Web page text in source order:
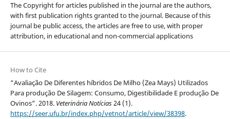
The Copyright for articles published in the journal are the authors,
with first publication rights granted to the journal. Because of this
journal be public access, the articles are free to use, with proper
attribution, in educational and non-commercial applications
How to Cite
“Avaliação De Diferentes híbridos De Milho (Zea Mays) Utilizados
Para produção De Silagem: Consumo, Digestibilidade E produção De
Ovinos”. 2018. Veterinária Notícias24 (1).
https://seer.ufu.br/index.php/vetnot/article/view/38398.